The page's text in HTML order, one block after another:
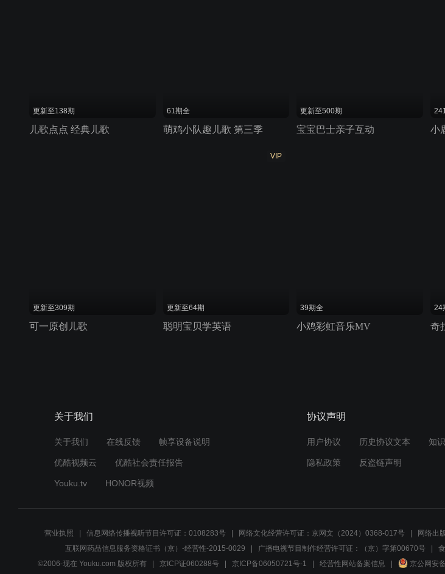
更新至138期
儿歌点点 经典儿歌
61期全
萌鸡小队趣儿歌 第三季
更新至500期
宝宝巴士亲子互动 小
更新至309期
可一原创儿歌
VIP
更新至64期
聪明宝贝学英语
39期全
小鸡彩虹音乐MV
24
奇
关于我们
关于我们 在线反馈 帧享设备说明
优酷视频云 优酷社会责任报告
Youku.tv HONOR视频
协议声明
用户协议 历史协议文本 知
隐私政策 反盗链声明
营业执照 信息网络传播视听节目许可证：0108283号 网络文化经营许可证：京网文（2024）0368-017号 网络出
互联网药品信息服务资格证书（京）-经营性-2015-0029
广播电视节目制作经营许可证：（京）字第00670号
©2006-现在 Youku.com 版权所有
京ICP证060288号 京ICP备06050721号-1 经营性网站备案信息 京公网安